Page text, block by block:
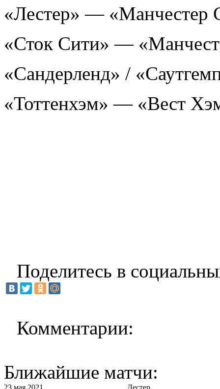
«Лестер» — «Манчестер
«Сток Сити» —
«Сандерленд» /
«Тоттенхэм» — «Вест
Поделитесь в
Комментарии:
Ближайшие матчи:
23 мая 2021
Лестер